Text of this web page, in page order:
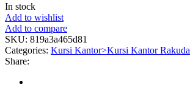
In stock
Add to wishlist
Add to compare
SKU: 819a3a465d81
Categories: Kursi Kantor>Kursi Kantor Rakuda
Share: